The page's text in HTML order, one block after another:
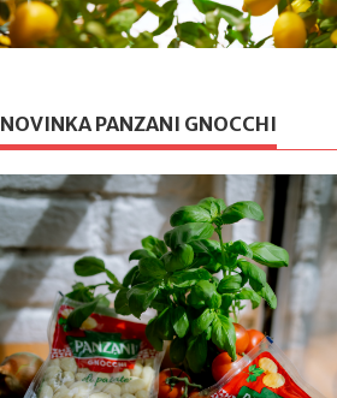
NOVINKA PANZANI GNOCCHI